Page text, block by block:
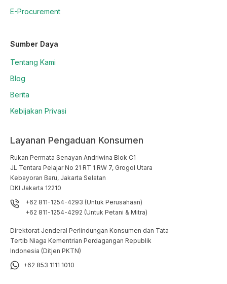
E-Procurement
Sumber Daya
Tentang Kami
Blog
Berita
Kebijakan Privasi
Layanan Pengaduan Konsumen
Rukan Permata Senayan Andriwina Blok C1
JL Tentara Pelajar No 21 RT 1 RW 7, Grogol Utara
Kebayoran Baru, Jakarta Selatan
DKI Jakarta 12210
+62 811-1254-4293 (Untuk Perusahaan)
+62 811-1254-4292 (Untuk Petani & Mitra)
Direktorat Jenderal Perlindungan Konsumen dan Tata
Tertib Niaga Kementrian Perdagangan Republik
Indonesia (Ditjen PKTN)
+62 853 1111 1010